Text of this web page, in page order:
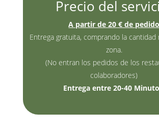
Precio del
A partir de 20 € de pedido
Entrega gratuita, comprando la cantidad
zona.
(No entran los pedidos de los
colaboradores)
Entrega entre 20-40